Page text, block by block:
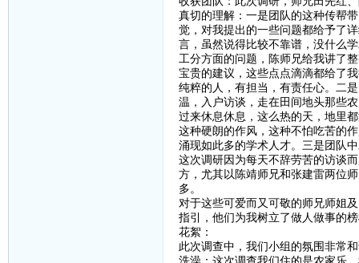
真切的理解：一是团队的这种传帮
觉，对我提出的一些问题都给予了
言，虽然说得比较不靠谱，没什么
工分方面的问题，陈师兄给我讲了
宝贵的建议，这些点点滴滴都给了
纯粹的人，有担当，有责任心。二
温，入户访谈，走在田间地头那些
过来休息休息，这么热的天，地里
这种硬朗的作风，这种不怕吃苦的
涌现如此多的学术人才。三是团队
这次调研因为每天不辞劳苦的访谈
方，尤其以陈靖师兄和张建雷两位
多。
对于这些可爱而又可敬的师兄师姐
指引，他们为我树立了做人做事的
花絮：
此次调查中，我们小组的氛围非常
洗澡：这次调查我们住的是农家乐